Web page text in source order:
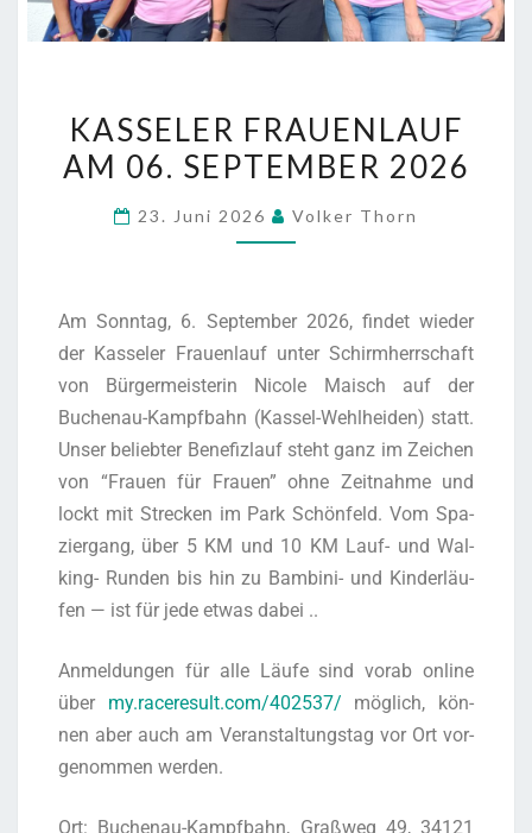
KAS­SE­LER FRAU­EN­LAUF
AM 06. SEP­TEM­BER 2026
23. Juni 2026 Volker Thorn
Am Sonn­tag, 6. Sep­tem­ber 2026, fin­det wie­der
der Kas­se­ler Frau­en­lauf unter Schirm­herr­schaft
von Bür­ger­meis­te­rin Nico­le Maisch auf der
Buchen­au-Kampf­bahn (Kas­sel-Wehl­hei­den) statt.
Unser belieb­ter Bene­fiz­lauf steht ganz im Zei­chen
von “Frau­en für Frau­en” ohne Zeit­nah­me und
lockt mit Stre­cken im Park Schön­feld. Vom Spa­
zier­gang, über 5 KM und 10 KM Lauf- und Wal­
king- Run­den bis hin zu Bam­bi­ni- und Kin­der­läu­
fen — ist für jede etwas dabei ..
Anmel­dun­gen für alle Läu­fe sind vor­ab online
über my.raceresult.com/402537/ mög­lich, kön­
nen aber auch am Ver­an­stal­tungs­tag vor Ort vor­
ge­nom­men werden.
Ort: Buchen­au-Kampf­bahn, Graß­weg 49, 34121